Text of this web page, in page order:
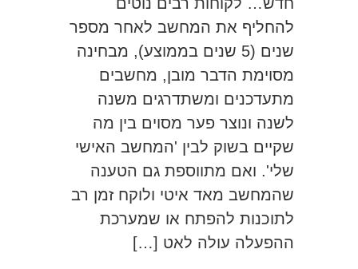
להחליף את המחשב לאחר מספר
שנים (5 שנים בממוצע), מבחינה
מסוימת הדבר מובן, מחשבים
מתעדכנים ומשתדרגים משנה
לשנה ונוצר פער מסוים בין מה
שקיים בשוק לבין 'המחשב האישי
שלי'. ואם מתווספת גם הטענה
שהמחשב מאד איטי ולוקח זמן רב
לתוכנות להפתח או שמערכת
ההפעלה עולה לאט […]